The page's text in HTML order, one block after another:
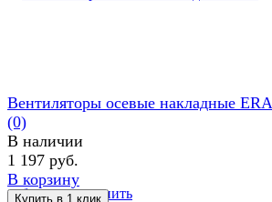
избранное сравнить
Вентиляторы осевые накладные ERA
(0)
В наличии
1 197 руб.
В корзину